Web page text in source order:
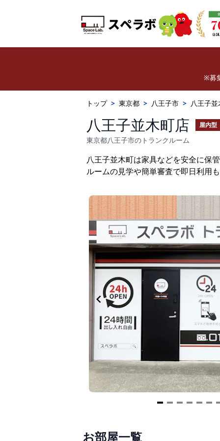
※募
トップ > 東京都 > 八王子市 > 八王子並
八王子並木町店 屋内型
東京都八王子市のトランクルーム
八王子並木町は家具などを安全に保
ルームの見学や簡単審査で即日利用
of
お部屋一覧